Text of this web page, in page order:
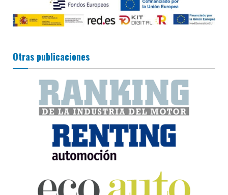
Otras publicaciones